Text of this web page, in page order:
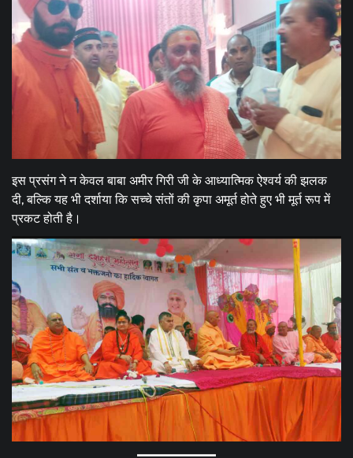
इस प्रसंग ने न केवल बाबा अमीर गिरी जी के आध्यात्मिक ऐश्वर्य की झलक
दी, बल्कि यह भी दर्शाया कि सच्चे संतों की कृपा अमूर्त होते हुए भी मूर्त रूप में
प्रकट होती है।